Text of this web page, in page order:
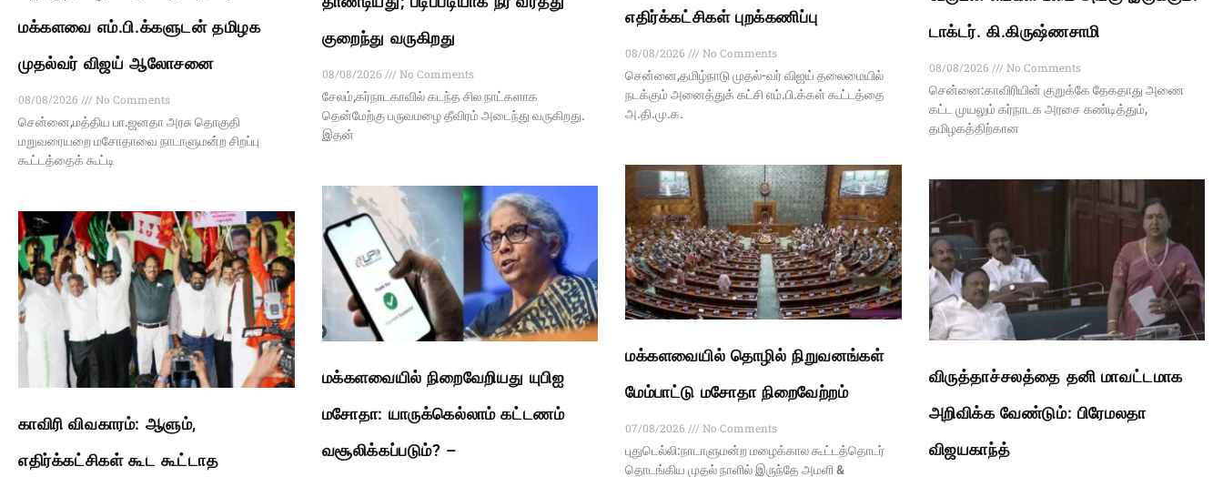
மக்களவை எம்.பி.க்களுடன் தமிழக
முதல்வர் விஜய் ஆலோசனை
08/08/2026
No Comments
சென்னை,மத்திய பா.ஜனதா அரசு தொகுதி
மறுவரையறை மசோதாவை நாடாளுமன்ற சிறப்பு
கூட்டத்தைக் கூட்டி
குறைந்து வருகிறது
08/08/2026
No Comments
சேலம்,கர்நாடகாவில் கடந்த சில நாட்களாக
தென்மேற்கு பருவமழை தீவிரம் அடைந்து வருகிறது.
இதன்
எதிர்க்கட்சிகள் புறக்கணிப்பு
08/08/2026
No Comments
சென்னை,தமிழ்நாடு முதல்-வர் விஜய் தலைமையில்
நடக்கும் அனைத்துக் கட்சி எம்.பி.க்கள் கூட்டத்தை
அ.தி.மு.க.
டாக்டர். கி.கிருஷ்ணசாமி
08/08/2026
No Comments
சென்னை:காவிரியின் குறுக்கே தேகதாது அணை
கட்ட முயலும் கர்நாடக அரசை கண்டித்தும்,
தமிழகத்திற்கான
காவிரி விவகாரம்: ஆளும்,
எதிர்க்கட்சிகள் கூட கூட்டாத
மக்களவையில் நிறைவேறியது யுபிஐ
மசோதா: யாருக்கெல்லாம் கட்டணம்
வசூலிக்கப்படும்? –
மக்களவையில் தொழில் நிறுவனங்கள்
மேம்பாட்டு மசோதா நிறைவேற்றம்
07/08/2026
No Comments
புதுடெல்லி:நாடாளுமன்ற மழைக்கால கூட்டத்தொடர்
தொடங்கிய முதல் நாளில் இருந்தே அமளி &
விருத்தாச்சலத்தை தனி மாவட்டமாக
அறிவிக்க வேண்டும்: பிரேமலதா
விஜயகாந்த்